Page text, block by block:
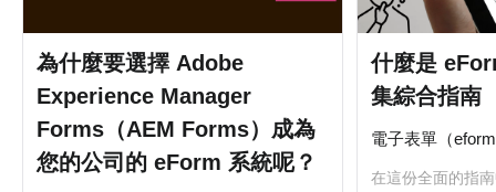
為什麼要選擇 Adobe
Experience Manager
Forms（AEM Forms）成為
您的公司的 eForm 系統呢？
什麼是
集綜合指南
電子表單（
在這份全面的指